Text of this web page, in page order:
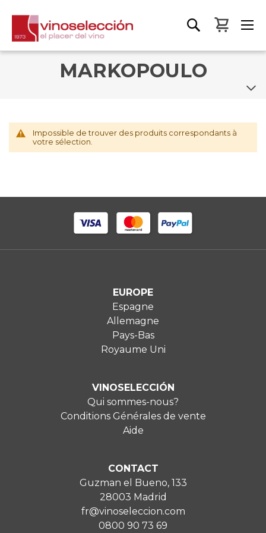
Mon
MARKOPOULO
Impossible de trouver des produits correspondants à
votre sélection.
EUROPE
Espagne
Allemagne
Pays-Bas
Royaume Uni
VINOSELECCIÓN
Qui sommes-nous?
Conditions Générales de vente
Aide
CONTACT
Guzman el Bueno, 133
28003 Madrid
fr@vinoseleccion.com
0800 90 73 69